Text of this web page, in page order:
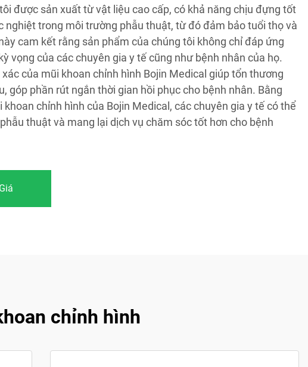
được sản xuất từ vật liệu cao cấp, có khả năng chịu đựng tốt
nghiệt trong môi trường phẫu thuật, từ đó đảm bảo tuổi thọ và
cam kết rằng sản phẩm của chúng tôi không chỉ đáp ứng
vọng của các chuyên gia y tế cũng như bệnh nhân của họ.
của mũi khoan chỉnh hình Bojin Medical giúp tổn thương
góp phần rút ngắn thời gian hồi phục cho bệnh nhân. Bằng
chỉnh hình của Bojin Medical, các chuyên gia y tế có thể
thuật và mang lại dịch vụ chăm sóc tốt hơn cho bệnh
chỉnh hình